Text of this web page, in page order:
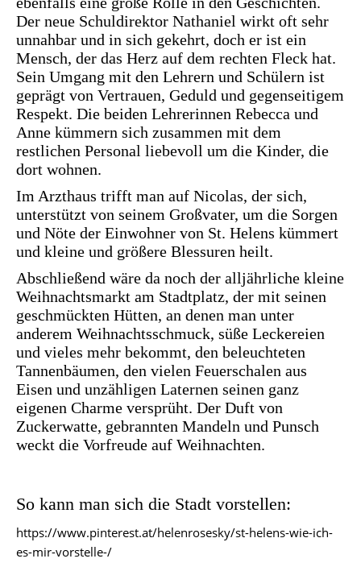
Der neue Schuldirektor Nathaniel wirkt oft sehr
unnahbar und in sich gekehrt, doch er ist ein
Mensch, der das Herz auf dem rechten Fleck hat.
Sein Umgang mit den Lehrern und Schülern ist
geprägt von Vertrauen, Geduld und gegenseitigem
Respekt. Die beiden Lehrerinnen Rebecca und
Anne kümmern sich zusammen mit dem
restlichen Personal liebevoll um die Kinder, die
dort wohnen.
Im Arzthaus trifft man auf Nicolas, der sich,
unterstützt von seinem Großvater, um die Sorgen
und Nöte der Einwohner von St. Helens kümmert
und kleine und größere Blessuren heilt.
Abschließend wäre da noch der alljährliche kleine
Weihnachtsmarkt am Stadtplatz, der mit seinen
geschmückten Hütten, an denen man unter
anderem Weihnachtsschmuck, süße Leckereien
und vieles mehr bekommt, den beleuchteten
Tannenbäumen, den vielen Feuerschalen aus
Eisen und unzähligen Laternen seinen ganz
eigenen Charme versprüht. Der Duft von
Zuckerwatte, gebrannten Mandeln und Punsch
weckt die Vorfreude auf Weihnachten.
So kann man sich die Stadt vorstellen:
https://www.pinterest.at/helenrosesky/st-helens-wie-ich-
es-mir-vorstelle-/